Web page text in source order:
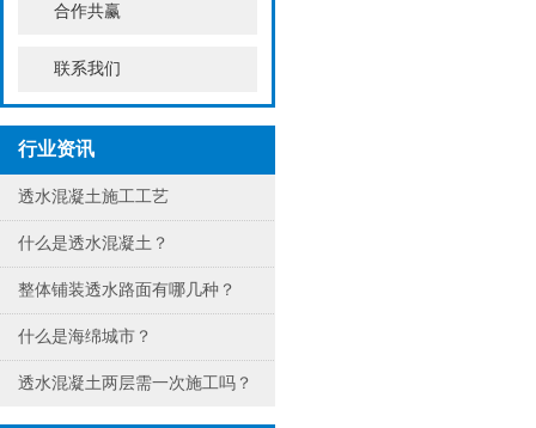
合作共赢
联系我们
行业资讯
透水混凝土施工工艺
什么是透水混凝土？
整体铺装透水路面有哪几种？
什么是海绵城市？
透水混凝土两层需一次施工吗？